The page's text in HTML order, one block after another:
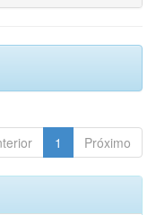
1 Próximo